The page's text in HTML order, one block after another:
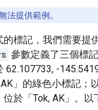
法提供範例。
標記，我們需要提
參數定義了三個標
62.107733, -
AK」的綠色小標記；
於「Tok, AK」。